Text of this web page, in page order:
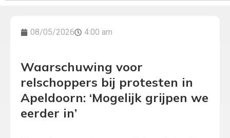
08/05/2026 4:00 am
Waarschuwing voor
relschoppers bij protesten in
Apeldoorn: ‘Mogelijk grijpen we
eerder in’